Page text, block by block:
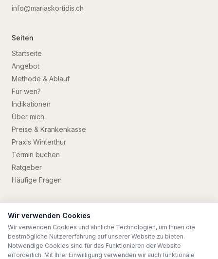
info@mariaskortidis.ch
Seiten
Startseite
Angebot
Methode & Ablauf
Für wen?
Indikationen
Über mich
Preise & Krankenkasse
Praxis Winterthur
Termin buchen
Ratgeber
Häufige Fragen
© 2026 Maria Skortidis . Alle Rechte vorbehalten.
ImpressumDatenschutz
Webentwicklung PRZ Marketing Solutions
Wir verwenden Cookies
Wir verwenden Cookies und ähnliche Technologien, um Ihnen die
bestmögliche Nutzererfahrung auf unserer Website zu bieten.
Notwendige Cookies sind für das Funktionieren der Website
erforderlich. Mit Ihrer Einwilligung verwenden wir auch funktionale